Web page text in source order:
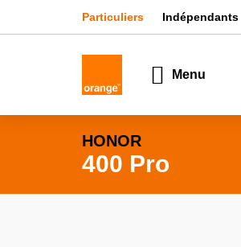
Particuliers Indépendants
Menu
HONOR
400 Pro